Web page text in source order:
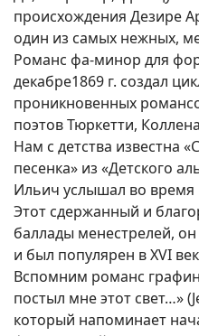
происхождения Дезире
один из самых нежных,
Романс фа-минор для
декабре1869 г. создал
проникновенных
поэтов Тюркетти,
Нам с детства известна
песенка» из «Детского
Ильич услышал во
Этот сдержанный и
баллады менестрелей,
и был популярен в XVI
Вспомним романс
постыл мне этот свет…»
который напоминает